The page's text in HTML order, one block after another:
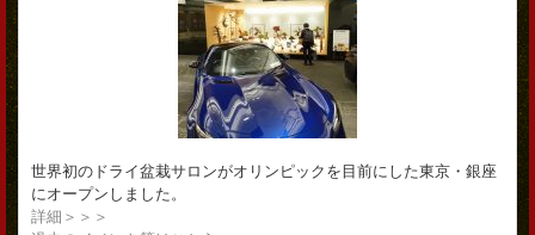
世界初のドライ盆栽サロンがオリンピックを目前にした東京・銀座
にオープンしました。
詳細＞＞＞